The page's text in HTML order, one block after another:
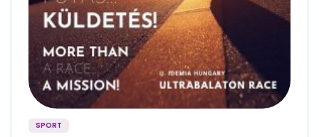
SPORT